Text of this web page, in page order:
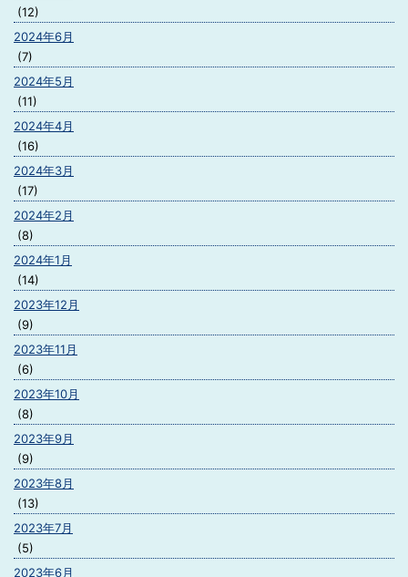
(12)
2024年6月
(7)
2024年5月
(11)
2024年4月
(16)
2024年3月
(17)
2024年2月
(8)
2024年1月
(14)
2023年12月
(9)
2023年11月
(6)
2023年10月
(8)
2023年9月
(9)
2023年8月
(13)
2023年7月
(5)
2023年6月